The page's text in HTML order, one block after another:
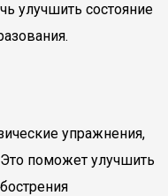
улучшить состояние
упражнения,
поможет улучшить